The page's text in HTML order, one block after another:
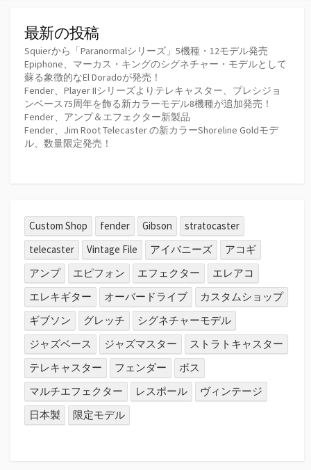
最新の投稿
Squierから「Paranormalシリーズ」5機種・12モデル発売
Epiphone、マーカス・キングのシグネチャー・モデルとして
蘇る象徴的なEl Doradoが発売！
Fender、Player IIシリーズよりテレキャスター、プレシジョ
ンベース75周年を飾る新カラーモデル8機種が追加発売！
Fender、アンプ＆エフェクター新製品
Fender、Jim Root Telecaster の新カラーShoreline Goldモデ
ル、数量限定発売！
Custom Shop fender Gibson
stratocaster
telecaster
Vintage File アイバニーズ
アコギ
アンプ
エピフォン エフェクター
エレアコ
エレキギター
オーバードライブ
カスタムショップ
ギブソン
グレッチ
シグネチャーモデル
ジャズベース
ジャズマスター
ストラトキャスター
テレキャスター
フェンダー
ボス
マルチエフェクター
レスポール
ヴィンテージ
日本製
限定モデル